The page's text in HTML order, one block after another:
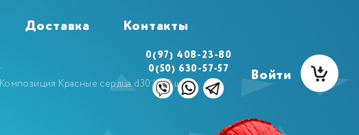
Доставка Контакты
0(97) 408-23-80
0(50) 630-57-57
Войти
Композиция Красные сердца d30 *100 шт